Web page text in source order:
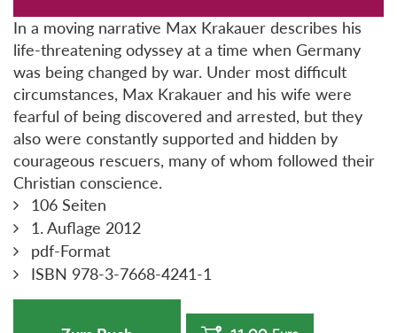
In a moving narrative Max Krakauer describes his
life-threatening odyssey at a time when Germany
was being changed by war. Under most difficult
circumstances, Max Krakauer and his wife were
fearful of being discovered and arrested, but they
also were constantly supported and hidden by
courageous rescuers, many of whom followed their
Christian conscience.
106 Seiten
1. Auflage 2012
pdf-Format
ISBN 978-3-7668-4241-1